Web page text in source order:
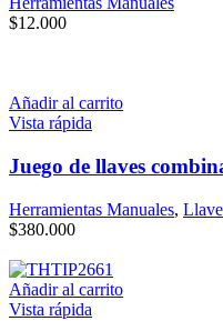
$12.000
Añadir al carrito
Vista rápida
Juego de llaves
Herramientas Manuales,
$380.000
Añadir al carrito
Vista rápida